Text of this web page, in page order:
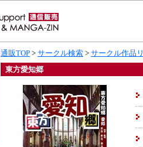
通販TOP > サークル検索 > サークル作品
東方愛知郷